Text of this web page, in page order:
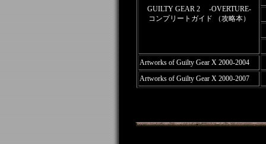
GUILTY GEAR 2 -OVERTURE-
コンプリートガイド （攻略本）
Artworks of Guilty Gear X 2000-2004
Artworks of Guilty Gear X 2000-2007